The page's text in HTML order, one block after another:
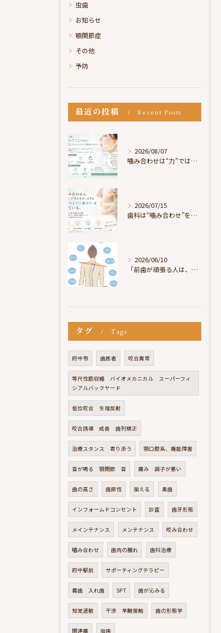
虫歯
お知らせ
顎関節症
その他
予防
最近の投稿 Recent Posts
2026/08/07
噛み合わせは“力”ではなく“許可”である
2026/07/15
歯科は“噛み合わせ”を見ているが、身体は“通り道”を見ている
2026/06/10
「前歯が頑張る人は、だいたい疲れている」
タグ Tags
府中市 歯医者 咬合異常
等尺性筋収縮 バイオメカニカル スーパーフィ
シアルバックヤード
低位咬合 生理反射
咬合誘導 成長 歯列矯正
治療スタンス 寄り添う 顎口腔系、機能障害
音が鳴る 顎関節 音 痛み 調子が悪い
歯の高さ 歯原性 揃える 奥歯
インフォームドコンセント 診査 歯牙形態
メインテナンス メンテナンス 咬み合わせ
嚙み合わせ 歯肉の腫れ 歯科治療
府中駅前 サポーティングテラピー
義歯 入れ歯 SPT 歯が沁みる
知覚過敏 干渉 早期接触 歯の形態学
関連痛 虫歯